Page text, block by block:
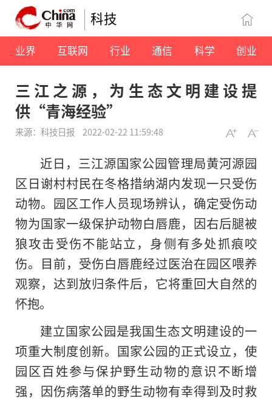
科技
业界 互联网 行业 通信 科学 创业
三江之源，为生态文明建设提
供“青海经验”
来源：科技日报 2022-02-22 11:59:48
近日，三江源国家公园管理局黄河源园
区日谢村村民在冬格措纳湖内发现一只受伤
动物。园区工作人员现场辨认，确定受伤动
物为国家一级保护动物白唇鹿，因右后腿被
狼攻击受伤不能站立，身侧有多处抓痕咬
伤。目前，受伤白唇鹿经过医治在园区喂养
观察，达到放归条件后，它将重回大自然的
怀抱。
建立国家公园是我国生态文明建设的一
项重大制度创新。国家公园的正式设立，使
园区百姓参与保护野生动物的意识不断增
强，因伤病落单的野生动物有幸得到及时救